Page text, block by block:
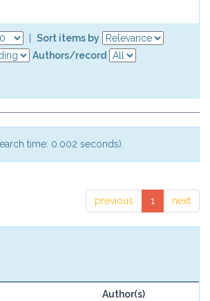
Sort items by
Authors/record
time: 0.002 seconds).
previous 1 next
Author(s)